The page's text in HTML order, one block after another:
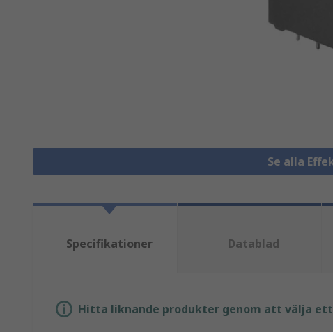
Se alla
Specifikationer Datablad
Hitta liknande produkter genom att välja